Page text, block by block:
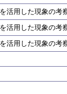
活用した現象の考
活用した現象の考
活用した現象の考